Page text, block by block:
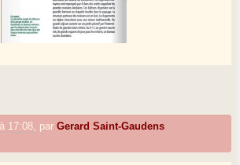
17:08 parGerard Saint-Gaudens